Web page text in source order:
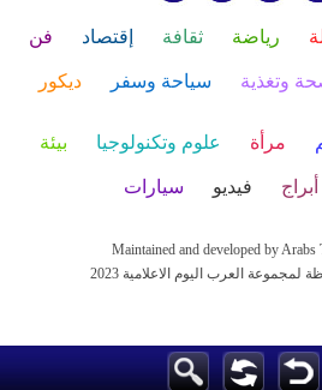
رياضة ثقافة إقتصاد فن
وتغذية سياحة وسفر ديكور
مرأة علوم وتكنولوجيا بيئة
أبراج فيديو سيارات
Maintained and developed by